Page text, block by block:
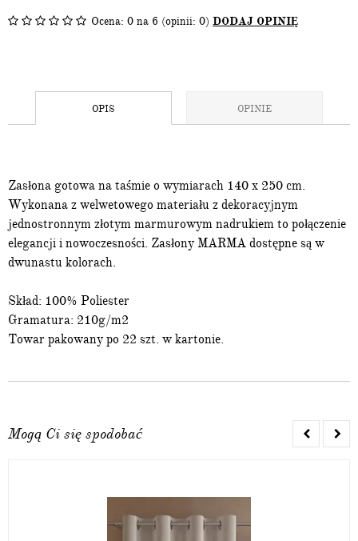
Ocena: 0 na 6 (opinii: 0) DODAJ OPINIĘ
OPIS OPINIE
Zasłona gotowa na taśmie o wymiarach 140 x 250 cm.
Wykonana z welwetowego materiału z dekoracyjnym
jednostronnym złotym marmurowym nadrukiem to połączenie
elegancji i nowoczesności. Zasłony MARMA dostępne są w
dwunastu kolorach.
Skład: 100% Poliester
Gramatura: 210g/m2
Towar pakowany po 22 szt. w kartonie.
Mogą Ci się spodobać